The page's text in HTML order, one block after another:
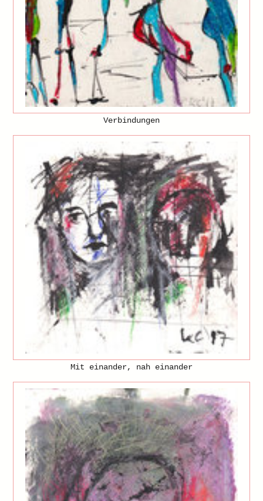
Verbindungen
Mit einander, nah einander